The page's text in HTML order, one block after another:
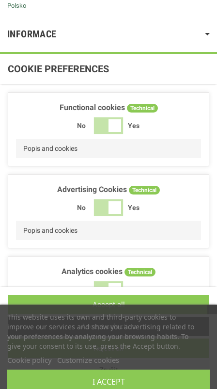
Polsko
INFORMACE
This website uses its own and third-party cookies to
improve our services and show you advertising related to
your preferences by analyzing your browsing habits. To
give your consent to its use, press the Accept button.
Cookie policy Customize cookies
I ACCEPT
COOKIE PREFERENCES
Functional cookies Technical
No Yes
Popis and cookies
Advertising Cookies Technical
No Yes
Popis and cookies
Analytics cookies Technical
No Yes
Performance cookies
No Yes
Zrušit
Reject all
Accept selection
Accept all